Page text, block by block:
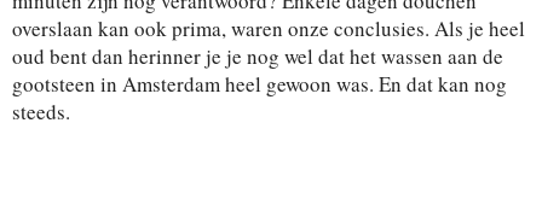
overslaan kan ook prima, waren onze conclusies. Als je heel
oud bent dan herinner je je nog wel dat het wassen aan de
gootsteen in Amsterdam heel gewoon was. En dat kan nog
steeds.